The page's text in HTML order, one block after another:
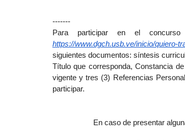
-------
Para participar en el
https://www.dgch.usb.ve/inicio/quiero-
siguientes documentos: síntesis
Título que corresponda, Constancia
vigente y tres (3) Referencias
participar.
En caso de presentar